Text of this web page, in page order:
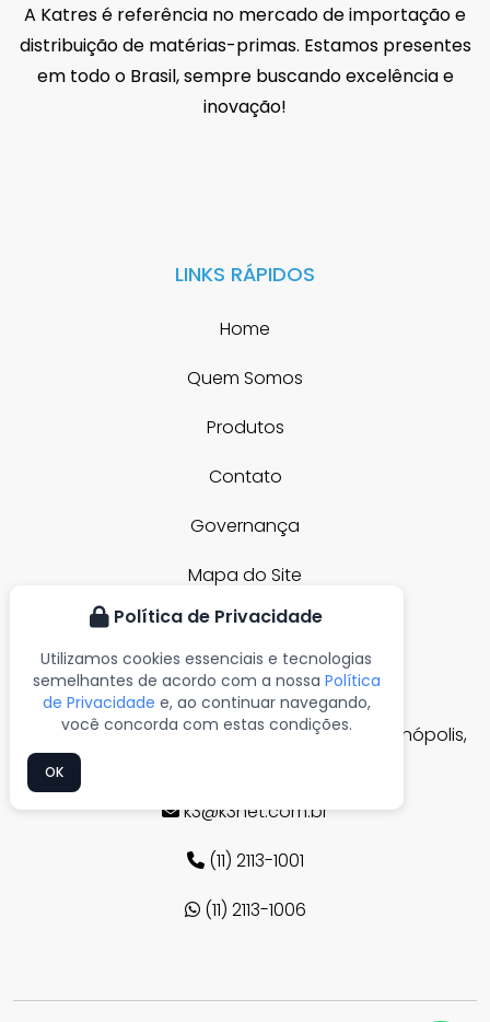
A Katres é referência no mercado de importação e
distribuição de matérias-primas. Estamos presentes
em todo o Brasil, sempre buscando excelência e
inovação!
LINKS RÁPIDOS
Home
Quem Somos
Produtos
Contato
Governança
Mapa do Site
CONTATO
Av. Angélica, 525 - 4º andar sala 43 - Higienópolis,
k3@k3net.com.br
(11) 2113-1001
(11) 2113-1006
Política de Privacidade
Utilizamos cookies essenciais e tecnologias
semelhantes de acordo com a nossa Política
de Privacidade e, ao continuar navegando,
você concorda com estas condições.
OK